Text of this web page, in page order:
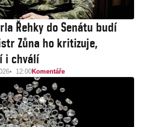
Řehky do Senátu budí
Zůna ho kritizuje,
i chválí
12:00Komentáře